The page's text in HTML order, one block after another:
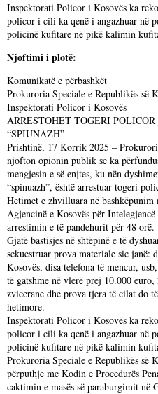
Inspektorati Policor i Kosovës ka
policor i cili ka qenë i angazhuar në
policinë kufitare në pikë kalimin
Njoftimi i plotë:
Komunikatë e përbashkët
Prokuroria Speciale e Republikës së
Inspektorati Policor i Kosovës
ARRESTOHET TOGERI
“SPIUNAZH”
Prishtinë, 17 Korrik 2025 –
njofton opionin publik se ka
mengjesin e së enjtes, ku nën
“spinuazh”, është arrestuar togeri
Hetimet e zhvilluara në
Agjencinë e Kosovës për
arrestimin e të pandehurit për 48 orë.
Gjatë bastisjes në shtëpinë e të
sekuestruar prova materiale sic janë:
Kosovës, disa telefona të mencur,
të gatshme në vlerë prej 10.000
zvicerane dhe prova tjera të cilat do
hetimore.
Inspektorati Policor i Kosovës ka
policor i cili ka qenë i angazhuar në
policinë kufitare në pikë kalimin
Prokuroria Speciale e Republikës së
përputhje me Kodin e Procedurës
caktimin e masës së paraburgimit në